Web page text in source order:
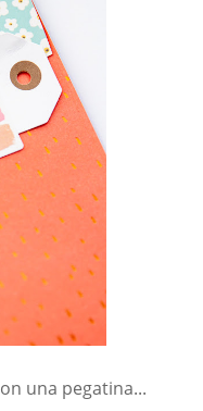
una pegatina...